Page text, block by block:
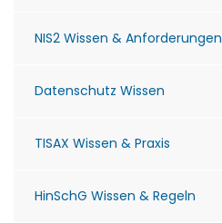
NIS2 Wissen & Anforderungen
Datenschutz Wissen
TISAX Wissen & Praxis
HinSchG Wissen & Regeln